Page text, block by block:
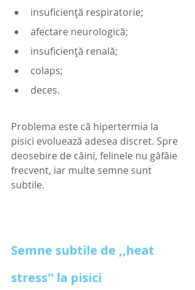
insuficiență respiratorie;
afectare neurologică;
insuficiență renală;
colaps;
deces.
Problema este că hipertermia la
pisici evoluează adesea discret. Spre
deosebire de câini, felinele nu gâfâie
frecvent, iar multe semne sunt
subtile.
Semne subtile de ,,heat
stress'' la pisici